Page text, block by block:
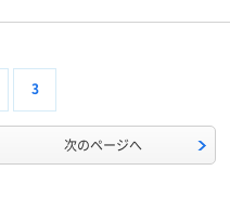
3
次のページへ